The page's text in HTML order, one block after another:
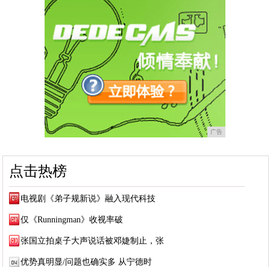
广告
点击热榜
电视剧《弟子规新说》融入现代科技
仅《Runningman》收视率破
张国立拍桌子大声说话被邓婕制止，张
优势真明显/问题也确实多 从宁德时